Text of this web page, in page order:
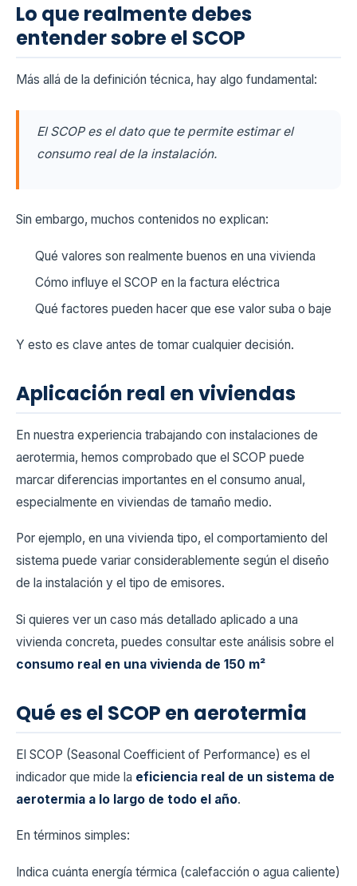
Lo que realmente debes
entender sobre el SCOP
Más allá de la definición técnica, hay algo fundamental:
El SCOP es el dato que te permite estimar el
consumo real de la instalación.
Sin embargo, muchos contenidos no explican:
Qué valores son realmente buenos en una vivienda
Cómo influye el SCOP en la factura eléctrica
Qué factores pueden hacer que ese valor suba o baje
Y esto es clave antes de tomar cualquier decisión.
Aplicación real en viviendas
En nuestra experiencia trabajando con instalaciones de
aerotermia, hemos comprobado que el SCOP puede
marcar diferencias importantes en el consumo anual,
especialmente en viviendas de tamaño medio.
Por ejemplo, en una vivienda tipo, el comportamiento del
sistema puede variar considerablemente según el diseño
de la instalación y el tipo de emisores.
Si quieres ver un caso más detallado aplicado a una
vivienda concreta, puedes consultar este análisis sobre el
consumo real en una vivienda de 150 m²
Qué es el SCOP en aerotermia
El SCOP (Seasonal Coefficient of Performance) es el
indicador que mide la eficiencia real de un sistema de
aerotermia a lo largo de todo el año.
En términos simples:
Indica cuánta energía térmica (calefacción o agua caliente)